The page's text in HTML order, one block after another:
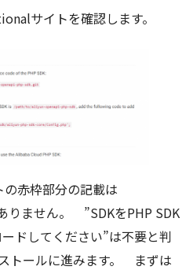
サイトを確認します。
赤枠部分の記載は
りません。 ”SDKをPHP SDK
ドしてください”は不要と判
トールに進みます。 まずは